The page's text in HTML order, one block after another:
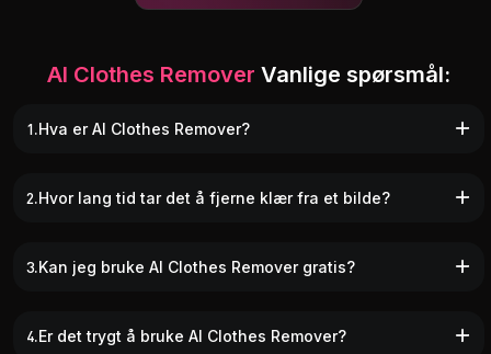
AI Clothes Remover Vanlige spørsmål:
1.Hva er AI Clothes Remover?
2.Hvor lang tid tar det å fjerne klær fra et bilde?
3.Kan jeg bruke AI Clothes Remover gratis?
4.Er det trygt å bruke AI Clothes Remover?